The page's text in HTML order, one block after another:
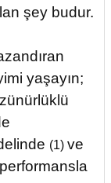
şey budur.
yaşayın;
(1) ve